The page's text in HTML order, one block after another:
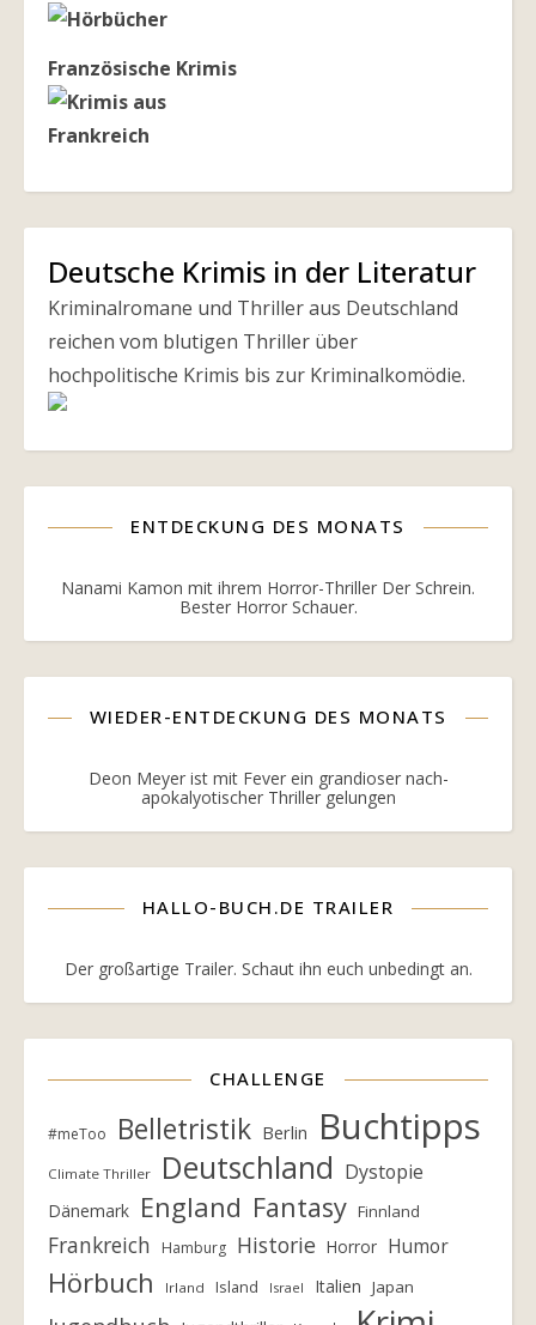
Französische Krimis
Deutsche Krimis in der Literatur
Kriminalromane und Thriller aus Deutschland
reichen vom blutigen Thriller über
hochpolitische Krimis bis zur Kriminalkomödie.
ENTDECKUNG DES MONATS
Nanami Kamon mit ihrem Horror-Thriller Der Schrein.
Bester Horror Schauer.
WIEDER-ENTDECKUNG DES MONATS
Deon Meyer ist mit Fever ein grandioser nach-
apokalyotischer Thriller gelungen
HALLO-BUCH.DE TRAILER
Der großartige Trailer. Schaut ihn euch unbedingt an.
CHALLENGE
#meToo Belletristik Berlin Buchtipps
Climate Thriller Deutschland Dystopie
Dänemark England Fantasy Finnland
Frankreich Hamburg Historie Horror Humor
Hörbuch Irland Island Israel Italien Japan